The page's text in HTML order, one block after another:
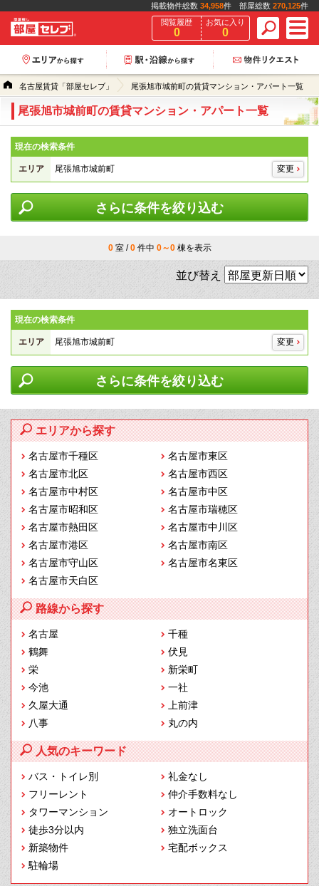
掲載物件総数 34,958件 部屋総数 270,125件
閲覧履歴
0
お気に入り
0
名古屋賃貸「部屋セレブ」 尾張旭市城前町の賃貸マンション・アパート一覧
尾張旭市城前町の賃貸マンション・アパート一覧
現在の検索条件
エリア 尾張旭市城前町 変更
さらに条件を絞り込む
0室 /0件中 0～0棟を表示
並び替え
現在の検索条件
エリア 尾張旭市城前町 変更
さらに条件を絞り込む
エリアから探す
名古屋市千種区
名古屋市東区
名古屋市北区
名古屋市西区
名古屋市中村区
名古屋市中区
名古屋市昭和区
名古屋市瑞穂区
名古屋市熱田区
名古屋市中川区
名古屋市港区
名古屋市南区
名古屋市守山区
名古屋市名東区
名古屋市天白区
路線から探す
名古屋
千種
鶴舞
伏見
栄
新栄町
今池
一社
久屋大通
上前津
八事
丸の内
人気のキーワード
バス・トイレ別
礼金なし
フリーレント
仲介手数料なし
タワーマンション
オートロック
徒歩3分以内
独立洗面台
新築物件
宅配ボックス
駐輪場